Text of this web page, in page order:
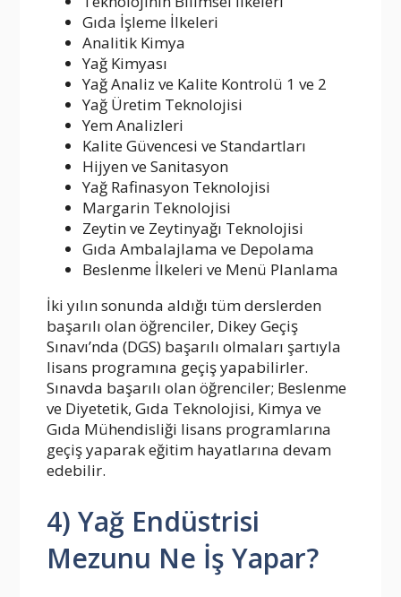
Gıda İşleme İlkeleri
Analitik Kimya
Yağ Kimyası
Yağ Analiz ve Kalite Kontrolü 1 ve 2
Yağ Üretim Teknolojisi
Yem Analizleri
Kalite Güvencesi ve Standartları
Hijyen ve Sanitasyon
Yağ Rafinasyon Teknolojisi
Margarin Teknolojisi
Zeytin ve Zeytinyağı Teknolojisi
Gıda Ambalajlama ve Depolama
Beslenme İlkeleri ve Menü Planlama
İki yılın sonunda aldığı tüm derslerden
başarılı olan öğrenciler, Dikey Geçiş
Sınavı’nda (DGS) başarılı olmaları şartıyla
lisans programına geçiş yapabilirler.
Sınavda başarılı olan öğrenciler; Beslenme
ve Diyetetik, Gıda Teknolojisi, Kimya ve
Gıda Mühendisliği lisans programlarına
geçiş yaparak eğitim hayatlarına devam
edebilir.
4) Yağ Endüstrisi
Mezunu Ne İş Yapar?